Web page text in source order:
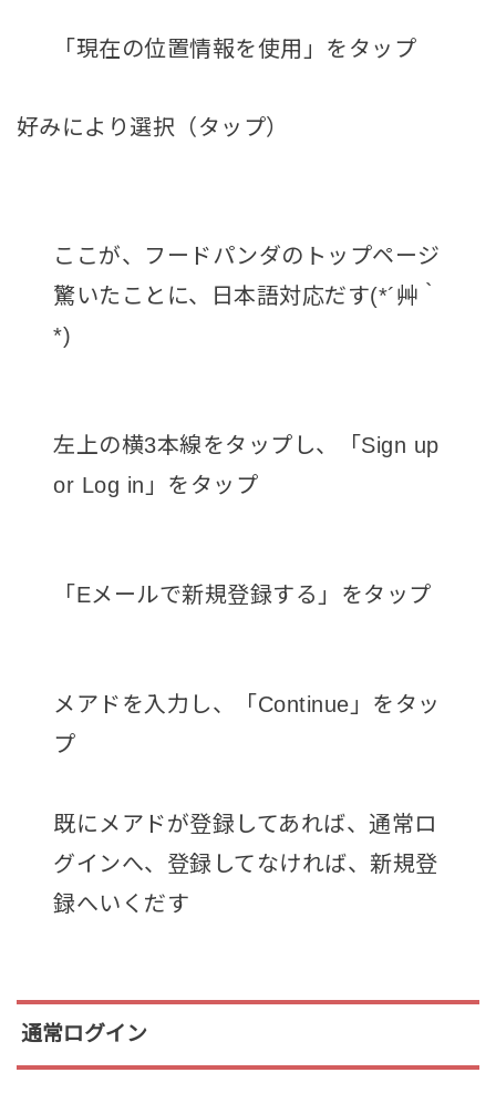
「現在の位置情報を使用」をタップ
好みにより選択（タップ）
ここが、フードパンダのトップページ
驚いたことに、日本語対応だす(*´艸｀
*)
左上の横3本線をタップし、「Sign up
or Log in」をタップ
「Eメールで新規登録する」をタップ
メアドを入力し、「Continue」をタッ
プ
既にメアドが登録してあれば、通常ロ
グインへ、登録してなければ、新規登
録へいくだす
通常ログイン